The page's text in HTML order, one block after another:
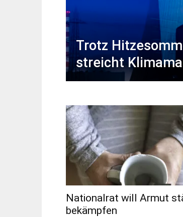
Trotz
streicht
Nationalrat will Armut
bekämpfen